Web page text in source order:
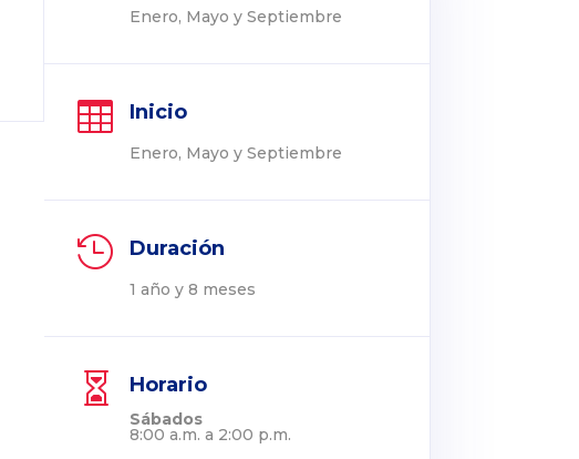
Enero, Mayo y Septiembre
 Inicio
Enero, Mayo y Septiembre
 Duración
1 año y 8 meses
 Horario
Sábados
8:00 a.m. a 2:00 p.m.